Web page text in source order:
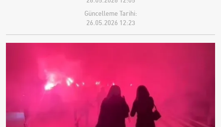
Güncelleme Tarihi:
26.05.2026 12:23